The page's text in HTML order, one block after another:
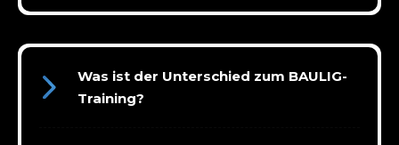
Was ist der Unterschied zum BAULIG-
Training?